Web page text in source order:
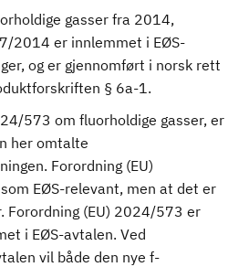
gasser fra 2014,
2014 er innlemmet i EØS-
og er gjennomført i norsk rett
§ 6a-1.
573 om fluorholdige gasser, er
her omtalte
Forordning (EU)
EØS-relevant, men at det er
Forordning (EU) 2024/573 er
i EØS-avtalen. Ved
vil både den nye f-